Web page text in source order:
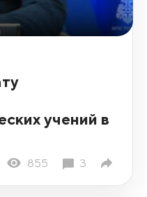
учений в
855 3